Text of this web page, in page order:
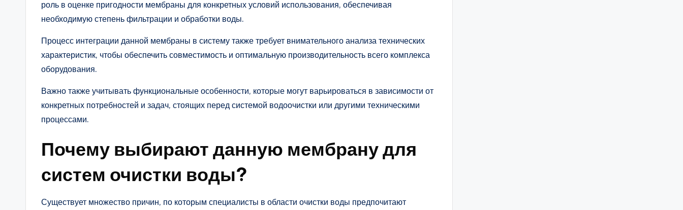
роль в оценке пригодности мембраны для конкретных условий использования, обеспечивая
необходимую степень фильтрации и обработки воды.
Процесс интеграции данной мембраны в систему также требует внимательного анализа технических
характеристик, чтобы обеспечить совместимость и оптимальную производительность всего комплекса
оборудования.
Важно также учитывать функциональные особенности, которые могут варьироваться в зависимости от
конкретных потребностей и задач, стоящих перед системой водоочистки или другими техническими
процессами.
Почему выбирают данную мембрану для
систем очистки воды?
Существует множество причин, по которым специалисты в области очистки воды предпочитают